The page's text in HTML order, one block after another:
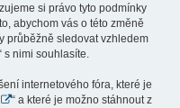
si právo tyto podmínky
abychom vás o této změně
průběžně sledovat vzhledem
s nimi souhlasíte.
internetového fóra, které je
“ a které je možno stáhnout z